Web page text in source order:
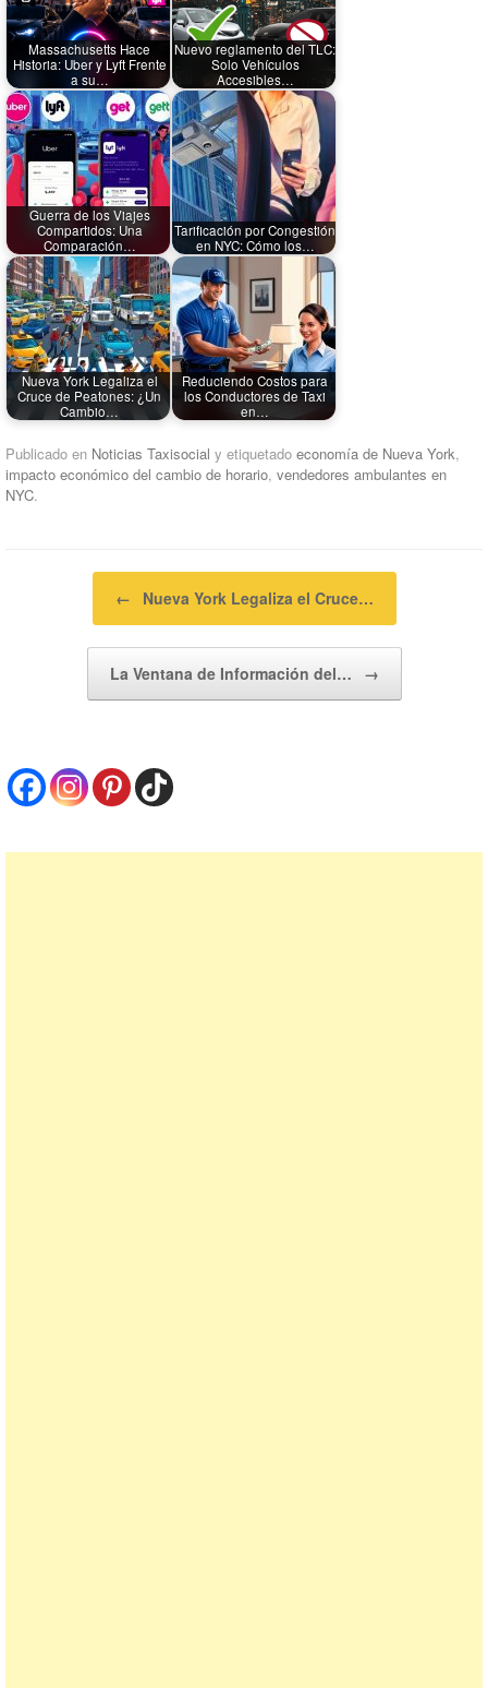
Massachusetts Hace
Historia: Uber y Lyft Frente
a su…
Nuevo reglamento del TLC:
Solo Vehículos
Accesibles…
Guerra de los Viajes
Compartidos: Una
Comparación…
Tarificación por Congestión
en NYC: Cómo los…
Nueva York Legaliza el
Cruce de Peatones: ¿Un
Cambio…
Reduciendo Costos para
los Conductores de Taxi
en…
Publicado en Noticias Taxisocial y etiquetado economía de Nueva York,
impacto económico del cambio de horario, vendedores ambulantes en
NYC.
← Nueva York Legaliza el Cruce…
La Ventana de Información del… →